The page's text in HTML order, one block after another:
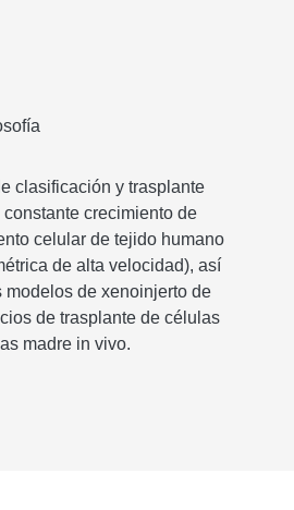
clasificación y trasplante
crecimiento de
celular de tejido humano
de alta velocidad), así
de xenoinjerto de
de trasplante de células
madre in vivo.